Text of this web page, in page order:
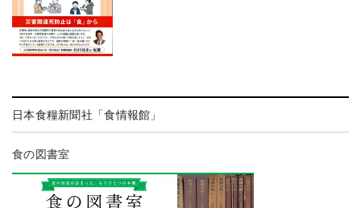
日本食糧新聞社「食情報館」
食の図書室